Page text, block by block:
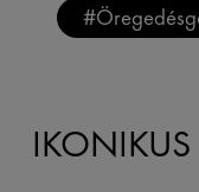
IKONIKUS